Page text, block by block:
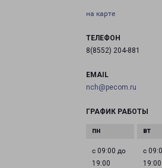
на карте
ТЕЛЕФОН
8(8552) 204-881
EMAIL
nch@pecom.ru
ГРАФИК РАБОТЫ
с 09:00 до
19:00
с
19:00